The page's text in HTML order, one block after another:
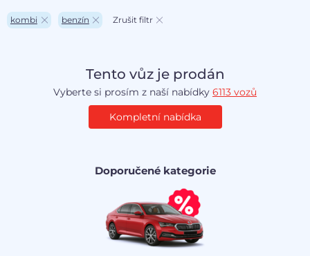
kombi benzín Zrušit filtr
Tento vůz je prodán
Vyberte si prosím z naší nabídky 6113 vozů
Kompletní nabídka
Doporučené kategorie